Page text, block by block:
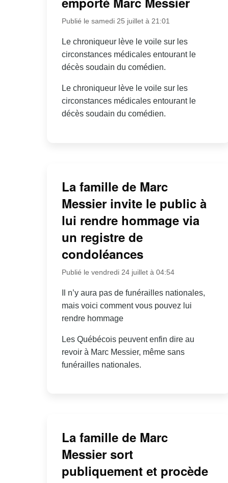
Publié le samedi 25 juillet à 21:01
Le chroniqueur lève le voile sur les
circonstances médicales entourant le
décès soudain du comédien.
Le chroniqueur lève le voile sur les
circonstances médicales entourant le
décès soudain du comédien.
La famille de Marc
Messier invite le public à
lui rendre hommage via
un registre de
condoléances
Publié le vendredi 24 juillet à 04:54
Il n’y aura pas de funérailles nationales,
mais voici comment vous pouvez lui
rendre hommage
Les Québécois peuvent enfin dire au
revoir à Marc Messier, même sans
funérailles nationales.
La famille de Marc
Messier sort
publiquement et procède